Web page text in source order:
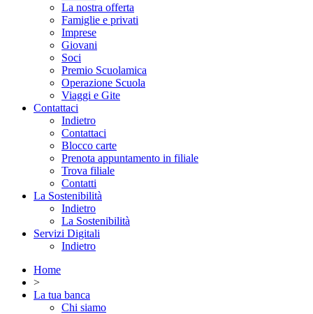
La nostra offerta
Famiglie e privati
Imprese
Giovani
Soci
Premio Scuolamica
Operazione Scuola
Viaggi e Gite
Contattaci
Indietro
Contattaci
Blocco carte
Prenota appuntamento in filiale
Trova filiale
Contatti
La Sostenibilità
Indietro
La Sostenibilità
Servizi Digitali
Indietro
Home
>
La tua banca
Chi siamo